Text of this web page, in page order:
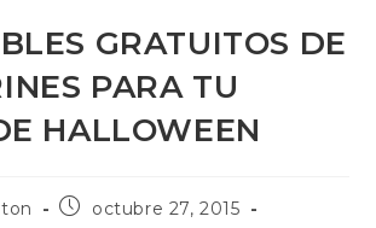
GRATUITOS DE
PARA TU
HALLOWEEN
octubre 27, 2015